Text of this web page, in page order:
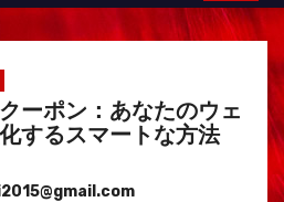
ーポン：あなたのウェ
するスマートな方法